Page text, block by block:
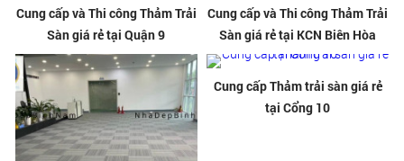
Cung cấp và Thi công Thảm Trải
Sàn giá rẻ tại Quận 9
Cung cấp và Thi công Thảm Trải
Sàn giá rẻ tại KCN Biên Hòa
Cung cấp Thảm trải sàn giá rẻ
tại Cổng 10